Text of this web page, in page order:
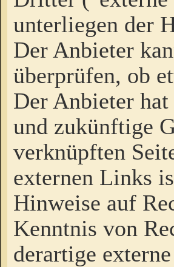
unterliegen der
Der Anbieter
überprüfen, ob
Der Anbieter
und zukünftige
verknüpften
externen Links
Hinweise auf
Kenntnis von
derartige